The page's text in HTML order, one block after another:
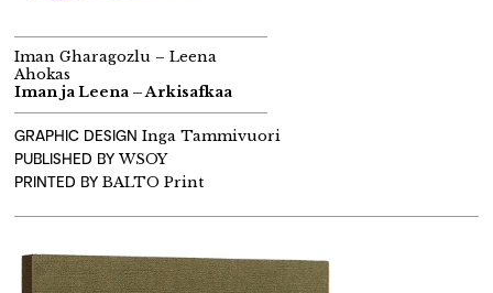
Iman Gharagozlu – Leena
Ahokas
Iman ja Leena – Arkisafkaa
GRAPHIC DESIGN Inga Tammivuori
PUBLISHED BYWSOY
PRINTED BY BALTO Print